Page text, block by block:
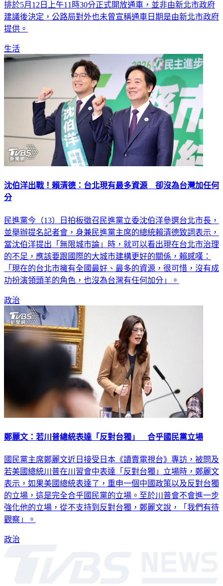
排於5月12日上午11時30分正式開放通車，並非由新北市政府
建議後決定，公路局對外也未曾宣稱通車日期是由新北市政府
提供。
生活
沈伯洋出戰！賴清德：台北現有最多資源 卻沒為台灣加任何
分
民進黨今（13）日拍板徵召民進黨立委沈伯洋參選台北市長，
並舉辦提名記者會，身兼民進黨主席的總統賴清德致詞表示，
當沈伯洋提出「無限城市論」時，就可以看出現在台北市治理
的不足，應該要跟國際的大城市建構更好的關係，賴感嘆：
「現在的台北市擁有全國最好、最多的資源，很可惜，沒有成
功扮演領頭羊的角色，也沒為台灣有任何加分」。
政治
鄭麗文：若川普總統表達「反對台獨」 合乎國民黨立場
國民黨主席鄭麗文近日接受日本《讀賣電視台》專訪，被問及
若美國總統川普在川習會中表達「反對台獨」立場時，鄭麗文
表示，如果美國總統表達了，重申一個中國政策以及反對台獨
的立場，這是完全合乎國民黨的立場。至於川普會不會進一步
強化他的立場，從不支持到反對台獨，鄭麗文說，「我們有待
觀察」。
政治